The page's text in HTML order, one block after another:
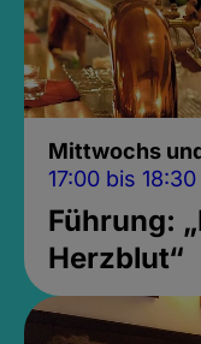
Mittwochs
17:00 bis
Führung:
Herzblut“